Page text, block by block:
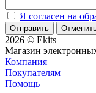
Я согласен на
2026 © Ekits
Магазин
Компания
Покупателям
Помощь